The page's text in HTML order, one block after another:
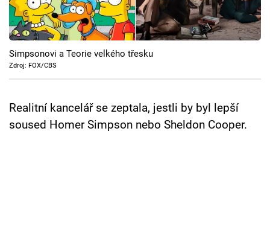
Cool Esport
Pořady
TV Program
Simpsonovi a Teorie velkého třesku
Zdroj: FOX/CBS
Realitní kancelář se zeptala, jestli by byl lepší
soused Homer Simpson nebo Sheldon Cooper.